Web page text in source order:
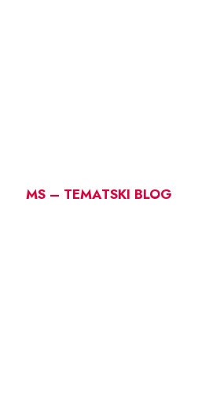
MS – TEMATSKI BLOG